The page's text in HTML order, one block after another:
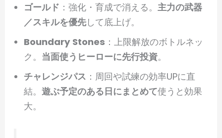
ゴールド ：強化・育成で消える。主力の武器
／スキルを優先して底上げ。
Boundary Stones ：上限解放のボトルネッ
ク。 当面使うヒーローに先行投資。
チャレンジパス ：周回や試練の効率UPに直
結。遊ぶ予定のある日にまとめて使うと効果
大。